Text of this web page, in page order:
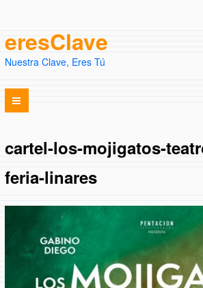
eresClave
Nuestra Clave, Eres Tú
cartel-los-mojigatos-
feria-linares